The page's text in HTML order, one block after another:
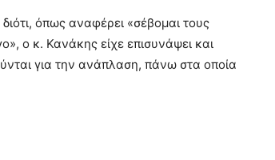
όπως αναφέρει «σέβομαι τους
ο κ. Κανάκης είχε επισυνάψει και
για την ανάπλαση, πάνω στα οποία